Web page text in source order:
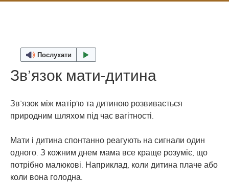
Послухати
Зв’язок мати-дитина
Зв’язок між матір'ю та дитиною розвивається
природним шляхом під час вагітності.
Мати і дитина спонтанно реагують на сигнали один
одного. З кожним днем мама все краще розуміє, що
потрібно малюкові. Наприклад, коли дитина плаче або
коли вона голодна.